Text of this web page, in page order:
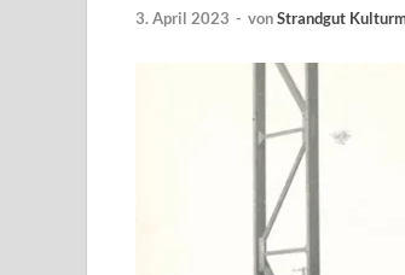
3. April 2023 - vonStrandgut